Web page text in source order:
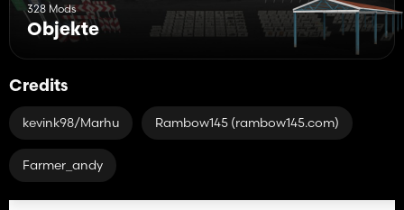
328 Mods
Objekte
Credits
kevink98/Marhu Rambow145 (rambow145.com)
Farmer_andy